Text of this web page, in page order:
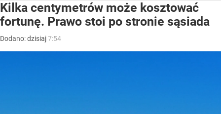
Kilka centymetrów może kosztować
fortunę. Prawo stoi po stronie sąsiada
Dodano:dzisiaj7:54